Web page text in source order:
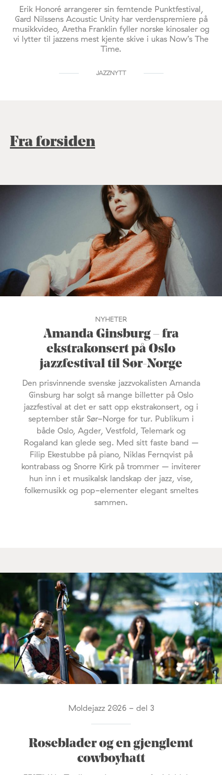
Erik Honoré arrangerer sin femtende Punktfestival,
Gard Nilssens Acoustic Unity har verdenspremiere på
musikkvideo, Aretha Franklin fyller norske kinosaler og
vi lytter til jazzens mest kjente skive i ukas Now’s The
Time.
JAZZNYTT
Fra forsiden
NYHETER
Amanda Ginsburg – fra
ekstrakonsert på Oslo
jazzfestival til Sør-Norge
Den prisvinnende svenske jazzvokalisten Amanda
Ginsburg har solgt så mange billetter på Oslo
jazzfestival at det er satt opp ekstrakonsert, og i
september står Sør-Norge for tur. Publikum i
både Oslo, Agder, Vestfold, Telemark og
Rogaland kan glede seg. Med sitt faste band –
Filip Ekestubbe på piano, Niklas Fernqvist på
kontrabass og Snorre Kirk på trommer – inviterer
hun inn i et musikalsk landskap der jazz, vise,
folkemusikk og pop-elementer elegant smeltes
sammen.
Moldejazz 2026 - del 3
Roseblader og en gjenglemt
cowboyhatt